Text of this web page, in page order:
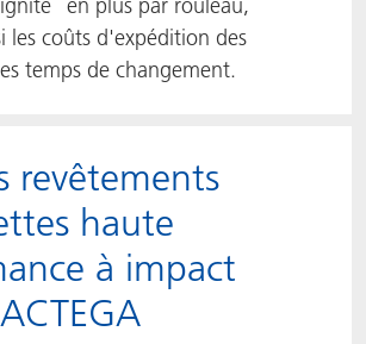
les coûts d'expédition des
temps de changement.
revêtements
haute
à impact